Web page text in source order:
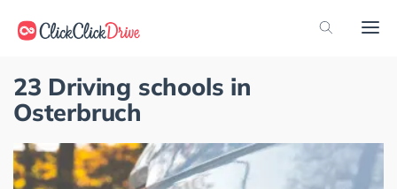
23 Driving schools in
Osterbruch